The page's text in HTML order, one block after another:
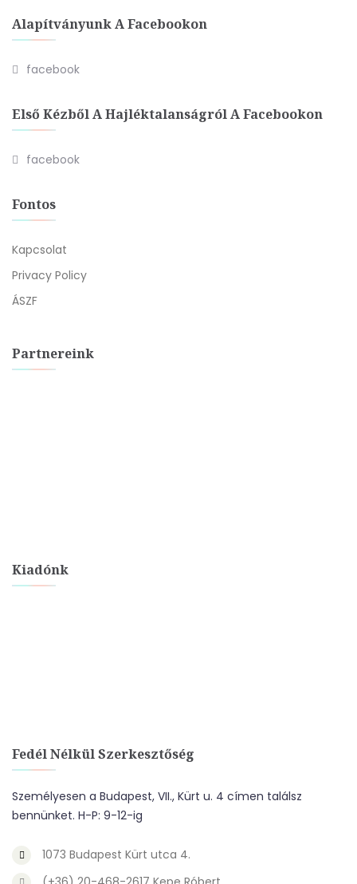
Alapítványunk A Facebookon
facebook
Első Kézből A Hajléktalanságról A Facebookon
facebook
Fontos
Kapcsolat
Privacy Policy
ÁSZF
Partnereink
Kiadónk
Fedél Nélkül Szerkesztőség
Személyesen a Budapest, VII., Kürt u. 4 címen találsz
bennünket. H-P: 9-12-ig
1073 Budapest Kürt utca 4.